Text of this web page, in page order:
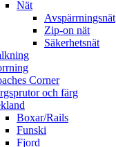
Nät
Avspärrningsnät
Zip-on nät
Säkerhetsnät
Corner
och färg
Boxar/Rails
Funski
Fjord